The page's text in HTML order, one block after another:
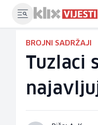
BROJNI SADRŽAJI
Tuzlaci